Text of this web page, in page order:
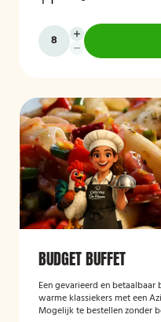
BUDGET BUFFET
Een gevarieerd en
warme klassiekers met een
Mogelijk te bestellen zonder